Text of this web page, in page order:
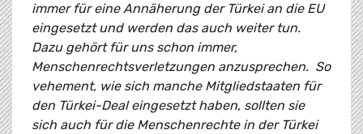
immer für eine Annäherung der Türkei an die EU
eingesetzt und werden das auch weiter tun.
Dazu gehört für uns schon immer,
Menschenrechtsverletzungen anzusprechen. So
vehement, wie sich manche Mitgliedstaaten für
den Türkei-Deal eingesetzt haben, sollten sie
sich auch für die Menschenrechte in der Türkei